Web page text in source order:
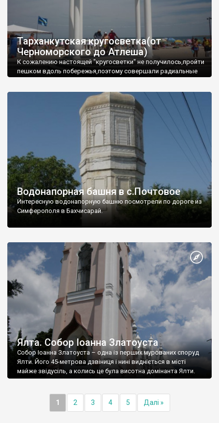
Тарханкутская кругосветка(от
Черноморского до Атлеша)
К сожалению настоящей "кругосветки" не получилось,пройти
пешком вдоль побережья,поэтому совершали радиальные
Водонапорная башня в с.Почтовое
Интересную водонапорную башню посмотрели по дороге из
Симферополя в Бахчисарай.
Ялта. Собор Іоанна Златоуста
Собор Іоанна Златоуста – одна із перших мурованих споруд
Ялти. Його 45-метрова дзвіниця і нині видніється в місті
майже звідусіль, а колись це була висотна домінанта Ялти.
1 2 3 4 5 Далі »